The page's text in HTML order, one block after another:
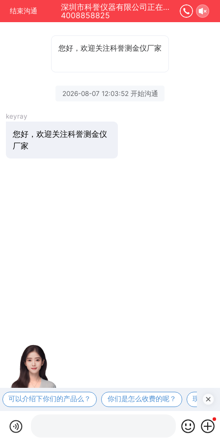
结束沟通
深圳市科誉仪器有限公司正在为您服务
4008858825
您好，欢迎关注科誉测金仪厂家
2026-08-07 12:03:52 开始沟通
keyray
您好，欢迎关注科誉测金仪
厂家
可以介绍下你们的产品么？ 你们是怎么收费的呢？ 现在有